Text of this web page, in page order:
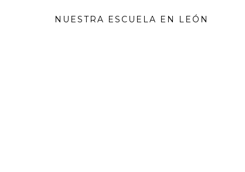
NUESTRA ESCUELA EN LEÓN